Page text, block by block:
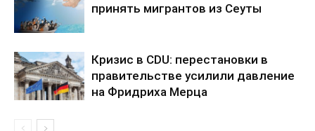
принять мигрантов из Сеуты
Кризис в CDU: перестановки в
правительстве усилили давление
на Фридриха Мерца